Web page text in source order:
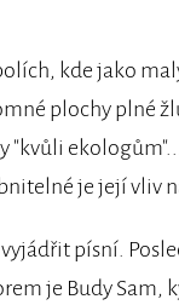
kde jako
plochy plné
"kvůli
je její vliv
písní.
je Budy Sam,